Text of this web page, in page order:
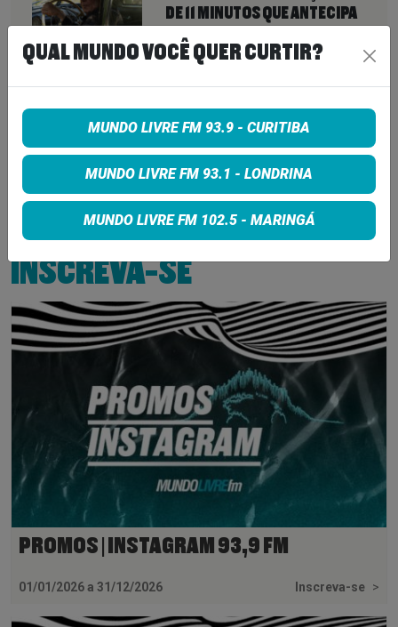
DE 11 MINUTOS QUE ANTECIPA
HEARTS
KORN, LIMP BIZKIT E SMASHING
PUMPKINS, MORRE AOS 69 ANOS
INSCREVA-SE
PROMOS | INSTAGRAM 93,9 FM
01/01/2026 a 31/12/2026 Inscreva-se >
QUAL MUNDO VOCÊ QUER CURTIR?
MUNDO LIVRE FM 93.9 - CURITIBA
MUNDO LIVRE FM 93.1 - LONDRINA
MUNDO LIVRE FM 102.5 - MARINGÁ